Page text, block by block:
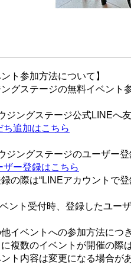
ント参加方法について】
グステージの無料イベント
ジングステージ公式LINEへ
ち追加はこちら
ジングステージのユーザー登
ザー登録はこちら
際は“LINEアカウントで登
ント受付時、登録したユー
イベントへの参加方法につ
複数のイベントが開催の際
ト内容は変更になる場合が